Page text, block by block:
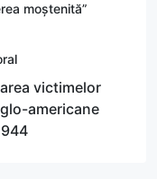
moștenită”
victimelor
americane